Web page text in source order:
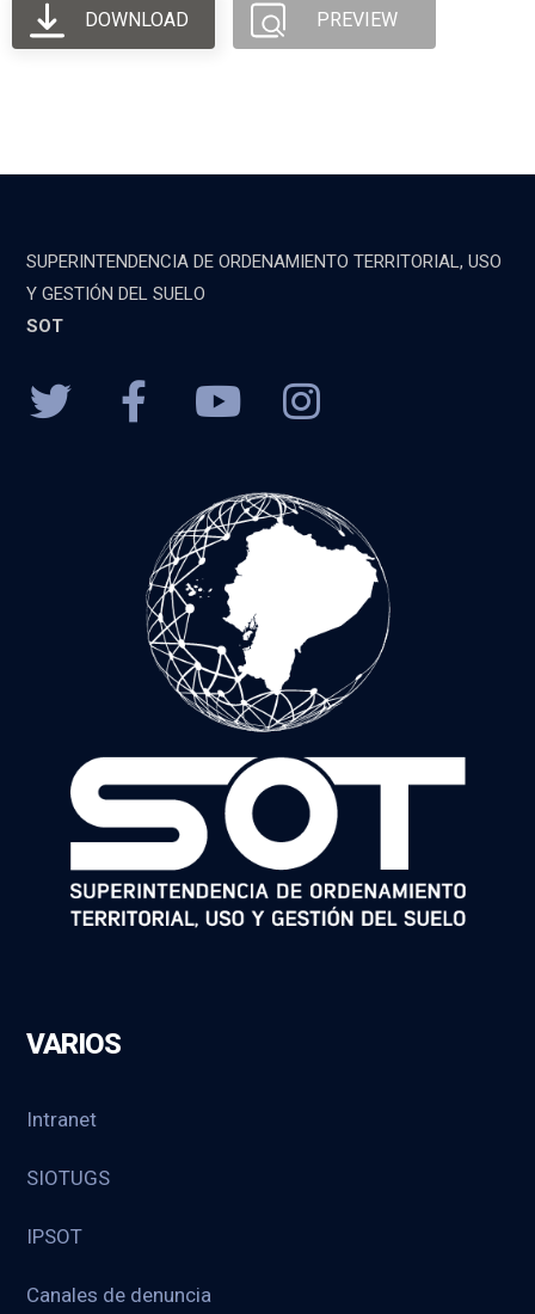
DOWNLOAD PREVIEW
SUPERINTENDENCIA DE ORDENAMIENTO TERRITORIAL, USO
Y GESTIÓN DEL SUELO
SOT
VARIOS
Intranet
SIOTUGS
IPSOT
Canales de denuncia